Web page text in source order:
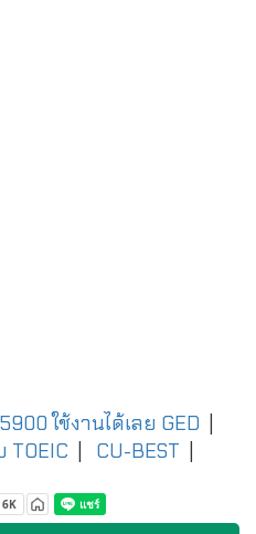
ใช้งานได้เลย GED
TOEIC CU-BEST